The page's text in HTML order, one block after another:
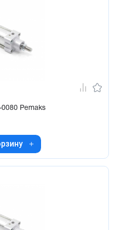
0080 Pemaks